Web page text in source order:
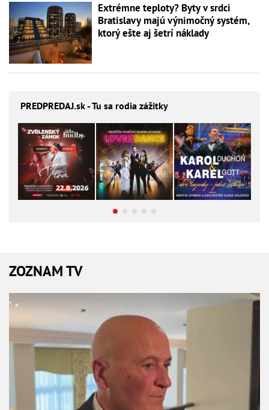
Extrémne teploty? Byty v srdci
Bratislavy majú výnimočný systém,
ktorý ešte aj šetrí náklady
PREDPREDAJ.sk - Tu sa rodia zážitky
ZOZNAM TV